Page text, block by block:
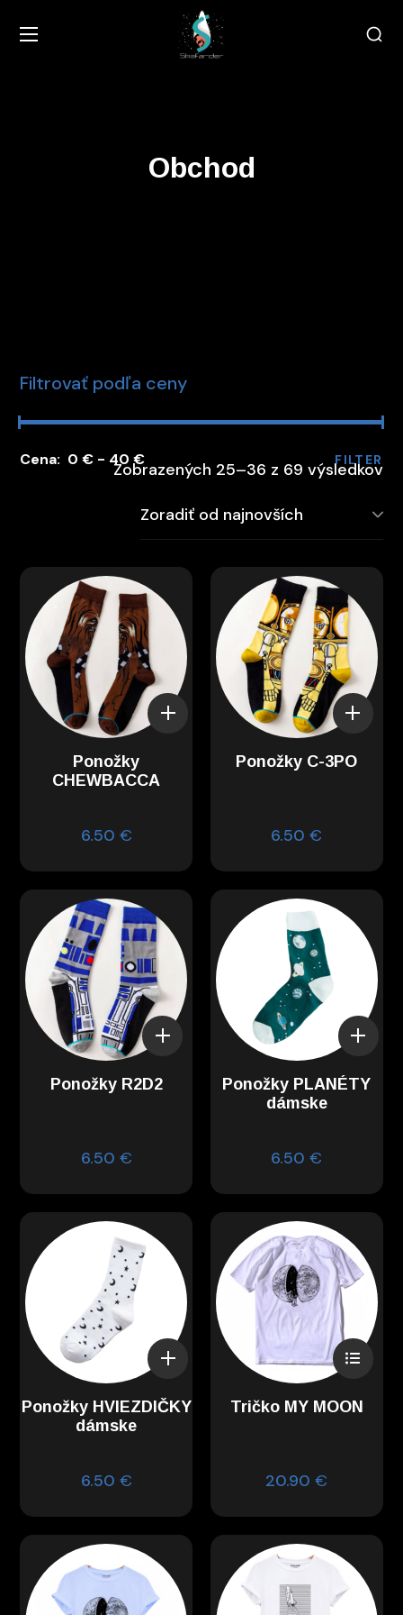
Obchod
Zobrazených 25–36 z 69 výsledkov
Ponožky
CHEWBACCA
6.50 €
Ponožky C-3PO
6.50€
Ponožky R2D2
6.50 €
Ponožky PLANÉTY
dámske
6.50€
Ponožky HVIEZDIČKY
dámske
6.50 €
Tričko MY MOON
20.90€
Filtrovať podľa ceny
FILTER
0 € 40 €